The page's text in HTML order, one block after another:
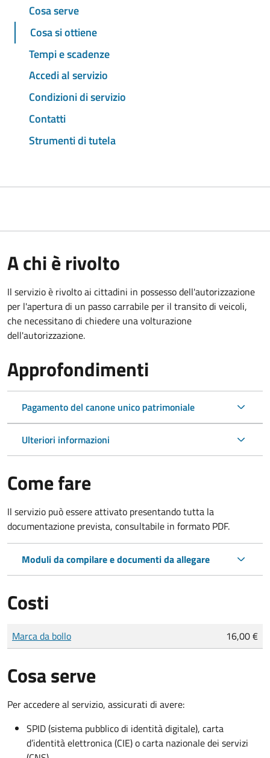
Cosa serve
Cosa si ottiene
Tempi e scadenze
Accedi al servizio
Condizioni di servizio
Contatti
Strumenti di tutela
A chi è rivolto
Il servizio è rivolto ai cittadini in possesso dell'autorizzazione
per l'apertura di un passo carrabile per il transito di veicoli,
che necessitano di chiedere una volturazione
dell'autorizzazione.
Approfondimenti
Pagamento del canone unico patrimoniale
Ulteriori informazioni
Come fare
Il servizio può essere attivato presentando tutta la
documentazione prevista, consultabile in formato PDF.
Moduli da compilare e documenti da allegare
Costi
Tipo di pagamento
Importo
Marca da bollo 16,00 €
Cosa serve
Per accedere al servizio, assicurati di avere:
SPID (sistema pubblico di identità digitale), carta
d’identità elettronica (CIE) o carta nazionale dei servizi